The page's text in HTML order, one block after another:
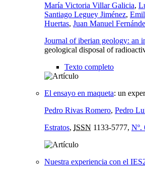
María Victoria Villar Galicia,
Santiago Leguey Jiménez,
Huertas, Juan Manuel
Journal of iberian geology: an
geological disposal of
Texto completo
El ensayo en maqueta: un
Pedro Rivas Romero, Pedro
Estratos, ISSN 1133-5777, Nº.
Nuestra experiencia con el